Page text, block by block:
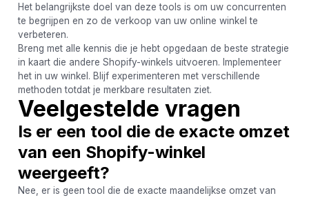
Het belangrijkste doel van deze tools is om uw concurrenten
te begrijpen en zo de verkoop van uw online winkel te
verbeteren.
Breng met alle kennis die je hebt opgedaan de beste strategie
in kaart die andere Shopify-winkels uitvoeren. Implementeer
het in uw winkel. Blijf experimenteren met verschillende
methoden totdat je merkbare resultaten ziet.
Veelgestelde vragen
Is er een tool die de exacte omzet
van een Shopify-winkel
weergeeft?
Nee, er is geen tool die de exacte maandelijkse omzet van